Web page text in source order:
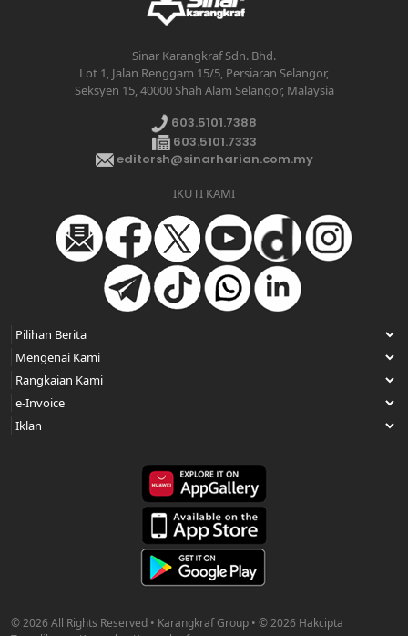
Sinar Karangkraf Sdn. Bhd.
Lot 1, Jalan Renggam 15/5, Persiaran Selangor,
Seksyen 15, 40000 Shah Alam Selangor, Malaysia
603.5101.7388
603.5101.7333
editorsh@sinarharian.com.my
IKUTI KAMI
© 2026 All Rights Reserved • Karangkraf Group • © 2026 Hakcipta